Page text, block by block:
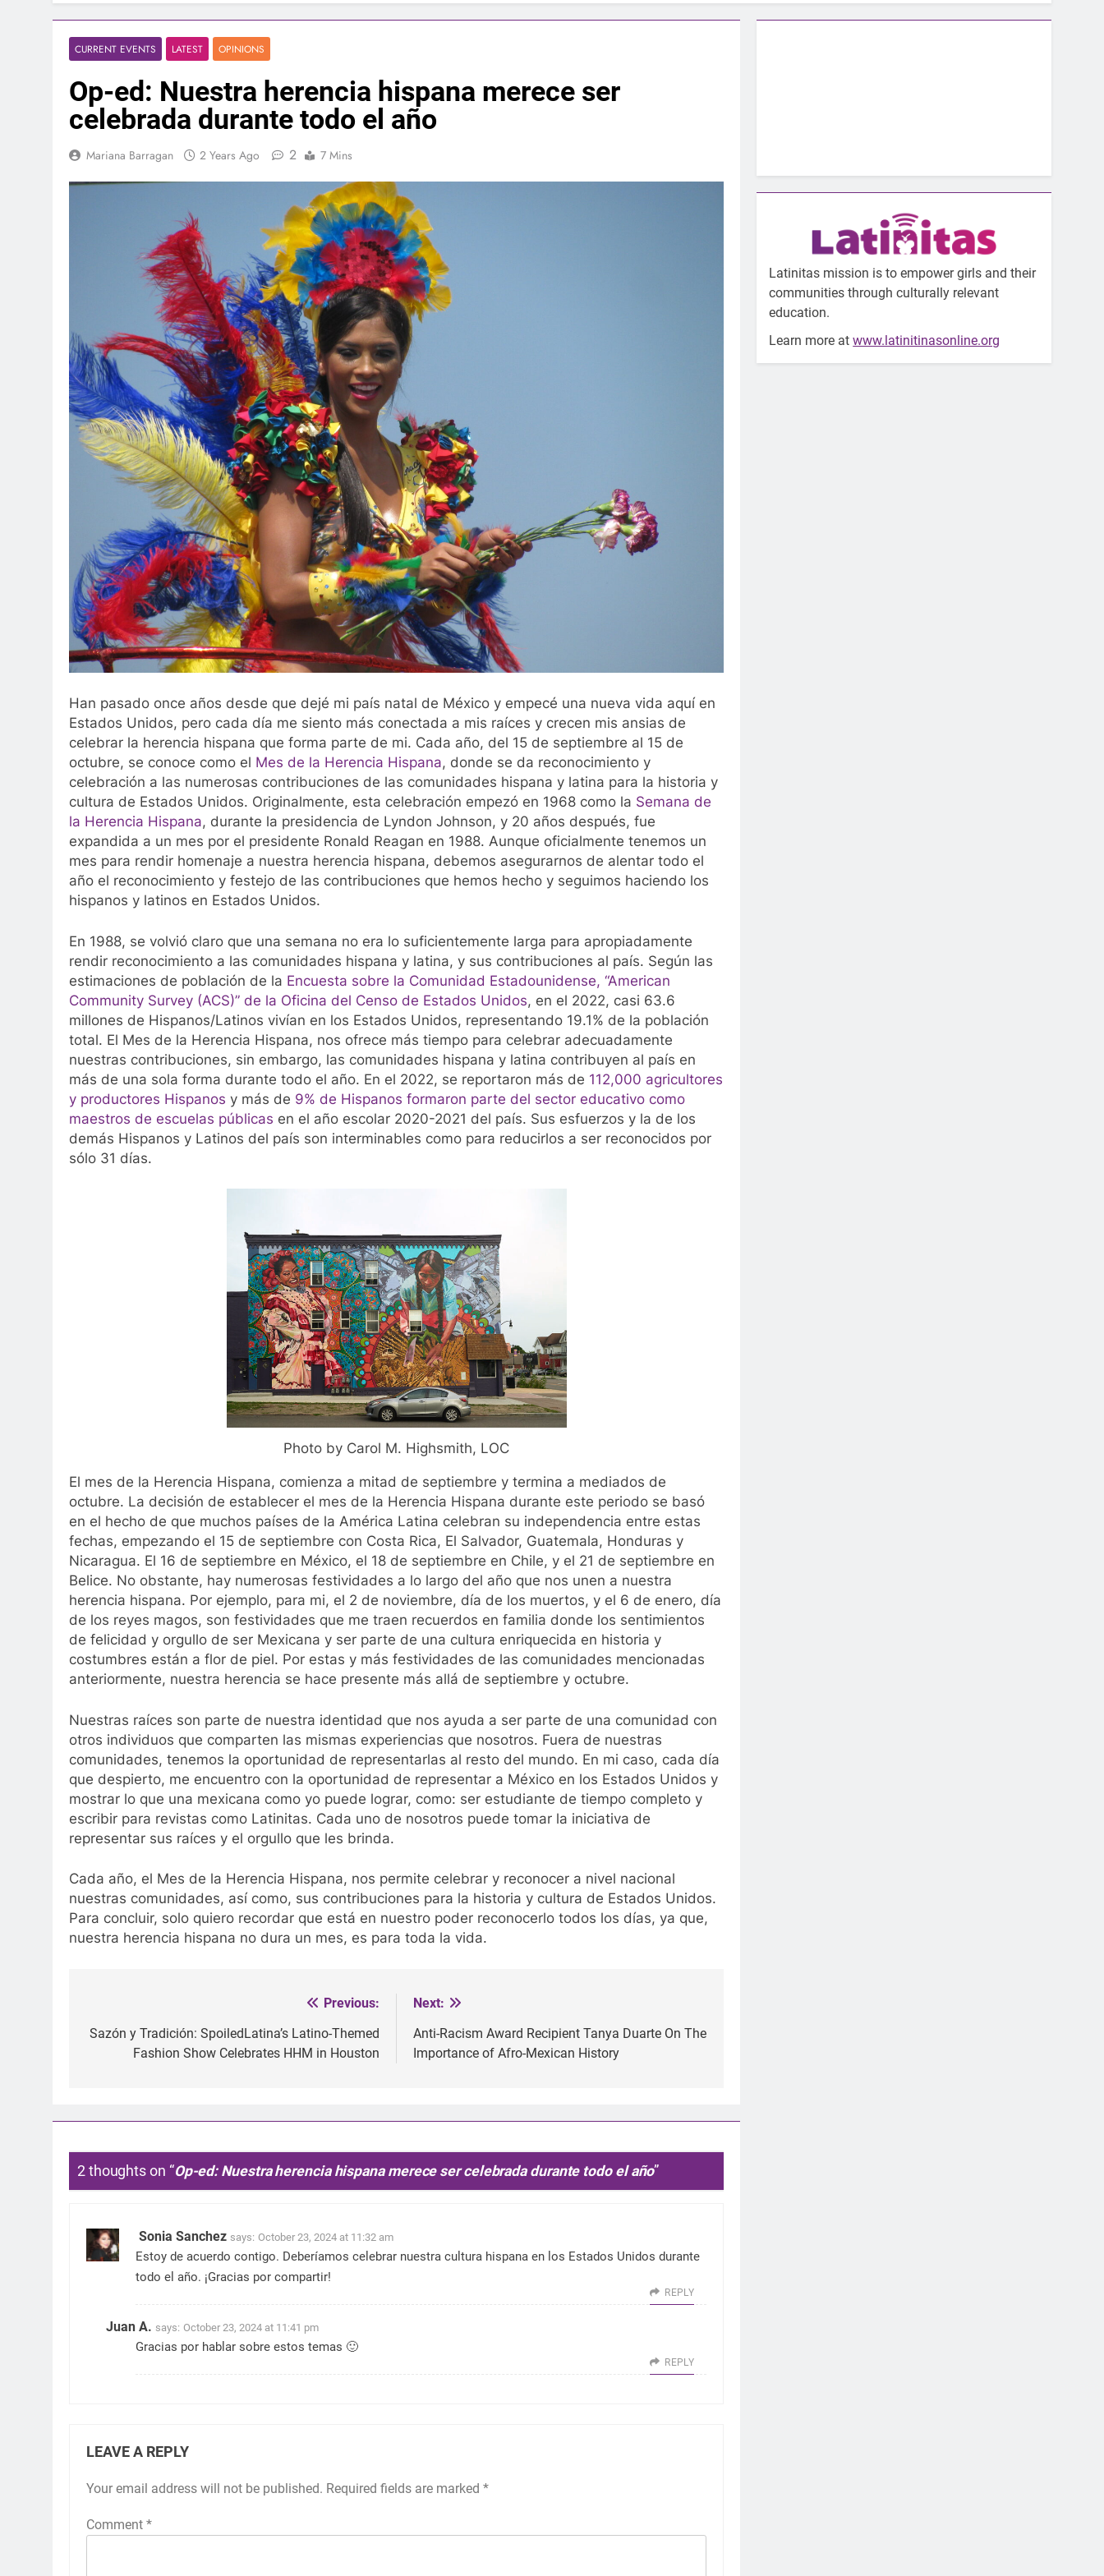
CURRENT EVENTS LATEST OPINIONS
Op-ed: Nuestra herencia hispana merece ser
celebrada durante todo el año
Mariana Barragan 2 Years Ago 2 7 Mins
Han pasado once años desde que dejé mi país natal de México y empecé una nueva vida aquí en
Estados Unidos, pero cada día me siento más conectada a mis raíces y crecen mis ansias de
celebrar la herencia hispana que forma parte de mi. Cada año, del 15 de septiembre al 15 de
octubre, se conoce como el Mes de la Herencia Hispana, donde se da reconocimiento y
celebración a las numerosas contribuciones de las comunidades hispana y latina para la historia y
cultura de Estados Unidos. Originalmente, esta celebración empezó en 1968 como la Semana de
la Herencia Hispana, durante la presidencia de Lyndon Johnson, y 20 años después, fue
expandida a un mes por el presidente Ronald Reagan en 1988. Aunque oficialmente tenemos un
mes para rendir homenaje a nuestra herencia hispana, debemos asegurarnos de alentar todo el
año el reconocimiento y festejo de las contribuciones que hemos hecho y seguimos haciendo los
hispanos y latinos en Estados Unidos.
En 1988, se volvió claro que una semana no era lo suficientemente larga para apropiadamente
rendir reconocimiento a las comunidades hispana y latina, y sus contribuciones al país. Según las
estimaciones de población de la Encuesta sobre la Comunidad Estadounidense, “American
Community Survey (ACS)” de la Oficina del Censo de Estados Unidos, en el 2022, casi 63.6
millones de Hispanos/Latinos vivían en los Estados Unidos, representando 19.1% de la población
total. El Mes de la Herencia Hispana, nos ofrece más tiempo para celebrar adecuadamente
nuestras contribuciones, sin embargo, las comunidades hispana y latina contribuyen al país en
más de una sola forma durante todo el año. En el 2022, se reportaron más de 112,000 agricultores
y productores Hispanos y más de 9% de Hispanos formaron parte del sector educativo como
maestros de escuelas públicas en el año escolar 2020-2021 del país. Sus esfuerzos y la de los
demás Hispanos y Latinos del país son interminables como para reducirlos a ser reconocidos por
sólo 31 días.
Photo by Carol M. Highsmith, LOC
El mes de la Herencia Hispana, comienza a mitad de septiembre y termina a mediados de
octubre. La decisión de establecer el mes de la Herencia Hispana durante este periodo se basó
en el hecho de que muchos países de la América Latina celebran su independencia entre estas
fechas, empezando el 15 de septiembre con Costa Rica, El Salvador, Guatemala, Honduras y
Nicaragua. El 16 de septiembre en México, el 18 de septiembre en Chile, y el 21 de septiembre en
Belice. No obstante, hay numerosas festividades a lo largo del año que nos unen a nuestra
herencia hispana. Por ejemplo, para mi, el 2 de noviembre, día de los muertos, y el 6 de enero, día
de los reyes magos, son festividades que me traen recuerdos en familia donde los sentimientos
de felicidad y orgullo de ser Mexicana y ser parte de una cultura enriquecida en historia y
costumbres están a flor de piel. Por estas y más festividades de las comunidades mencionadas
anteriormente, nuestra herencia se hace presente más allá de septiembre y octubre.
Nuestras raíces son parte de nuestra identidad que nos ayuda a ser parte de una comunidad con
otros individuos que comparten las mismas experiencias que nosotros. Fuera de nuestras
comunidades, tenemos la oportunidad de representarlas al resto del mundo. En mi caso, cada día
que despierto, me encuentro con la oportunidad de representar a México en los Estados Unidos y
mostrar lo que una mexicana como yo puede lograr, como: ser estudiante de tiempo completo y
escribir para revistas como Latinitas. Cada uno de nosotros puede tomar la iniciativa de
representar sus raíces y el orgullo que les brinda.
Cada año, el Mes de la Herencia Hispana, nos permite celebrar y reconocer a nivel nacional
nuestras comunidades, así como, sus contribuciones para la historia y cultura de Estados Unidos.
Para concluir, solo quiero recordar que está en nuestro poder reconocerlo todos los días, ya que,
nuestra herencia hispana no dura un mes, es para toda la vida.
navigation
Previous:
Sazón y Tradición: SpoiledLatina’s Latino-Themed
Fashion Show Celebrates HHM in Houston
Next:
Anti-Racism Award Recipient Tanya Duarte On The
Importance of Afro-Mexican History
2 thoughts on “Op-ed: Nuestra herencia hispana merece ser celebrada durante todo el año”
Sonia Sanchez says: October 23, 2024 at 11:32 am
Estoy de acuerdo contigo. Deberíamos celebrar nuestra cultura hispana en los Estados Unidos durante
todo el año. ¡Gracias por compartir!
REPLY
Juan A. says: October 23, 2024 at 11:41 pm
Gracias por hablar sobre estos temas 🙂
REPLY
LEAVE A REPLY
Your email address will not be published. Required fields are marked *
Comment *
Latinitas mission is to empower girls and their
communities through culturally relevant
education.
Learn more atwww.latinitinasonline.org